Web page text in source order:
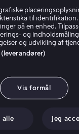
Fra 49 kr
Fra 59 kr
til
på en enhed.
og indholdsmåling,
og udvikling af
Vis formål
alle Jeg